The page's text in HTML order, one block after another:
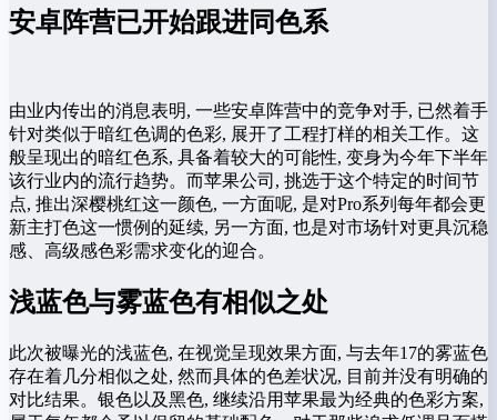
安卓阵营已开始跟进同色系
由业内传出的消息表明, 一些安卓阵营中的竞争对手, 已然着手
针对类似于暗红色调的色彩, 展开了工程打样的相关工作。这
般呈现出的暗红色系, 具备着较大的可能性, 变身为今年下半年
该行业内的流行趋势。而苹果公司, 挑选于这个特定的时间节
点, 推出深樱桃红这一颜色, 一方面呢, 是对Pro系列每年都会更
新主打色这一惯例的延续, 另一方面, 也是对市场针对更具沉稳
感、高级感色彩需求变化的迎合。
浅蓝色与雾蓝色有相似之处
此次被曝光的浅蓝色, 在视觉呈现效果方面, 与去年17的雾蓝色
存在着几分相似之处, 然而具体的色差状况, 目前并没有明确的
对比结果。银色以及黑色, 继续沿用苹果最为经典的色彩方案,